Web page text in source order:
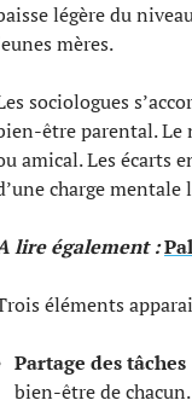
légère du
mères.
sociologues
être parental. Le
amical. Les écarts
charge
lire également :
éléments
Partage des tâches
bien-être de chacun.